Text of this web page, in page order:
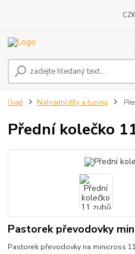
Úvod Náhradní díly a tuning
Přední kolečko
Pastorek převodovky
Pastorek převodovky na minicross